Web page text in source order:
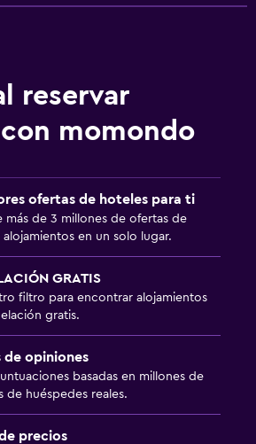
reservar
momondo
ofertas de hoteles para ti
más de 3 millones de ofertas de
alojamientos en un solo lugar.
GRATIS
filtro para encontrar alojamientos
gratis.
de opiniones
basadas en millones de
de huéspedes reales.
precios